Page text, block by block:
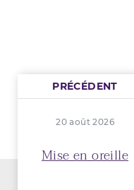
PRÉCÉDENT
20 août 2026
Mise en oreille